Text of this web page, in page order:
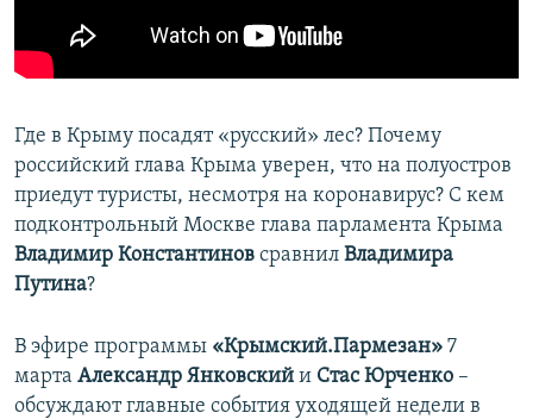
ПОБЕДИТЕЛЕЙ НЕ СУДЯТ?
КРЫМ.НЕПОКОРЕННЫЙ
УКРАИНСКАЯ ПРОБЛЕМА КРЫМА
ПРИСОЕДИНЯЙТЕСЬ!
Где в Крыму посадят «русский» лес? Почему
российский глава Крыма уверен, что на полуостров
приедут туристы, несмотря на коронавирус? С кем
подконтрольный Москве глава парламента Крыма
Владимир Константинов сравнил Владимира
Путина?
В эфире программы «Крымский.Пармезан» 7
марта Александр Янковский и Стас Юрченко –
обсуждают главные события уходящей недели в